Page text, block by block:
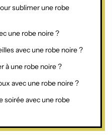
sublimer une robe
une robe noire ?
avec une robe noire ?
à une robe noire ?
avec une robe noire ?
soirée avec une robe